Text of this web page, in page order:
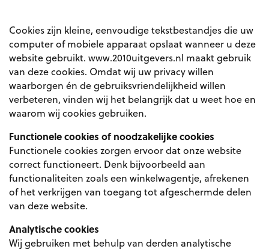
Cookies zijn kleine, eenvoudige tekstbestandjes die uw
computer of mobiele apparaat opslaat wanneer u deze
website gebruikt. www.2010uitgevers.nl maakt gebruik
van deze cookies. Omdat wij uw privacy willen
waarborgen én de gebruiksvriendelijkheid willen
verbeteren, vinden wij het belangrijk dat u weet hoe en
waarom wij cookies gebruiken.
Functionele cookies of noodzakelijke cookies
Functionele cookies zorgen ervoor dat onze website
correct functioneert. Denk bijvoorbeeld aan
functionaliteiten zoals een winkelwagentje, afrekenen
of het verkrijgen van toegang tot afgeschermde delen
van deze website.
Analytische cookies
Wij gebruiken met behulp van derden analytische